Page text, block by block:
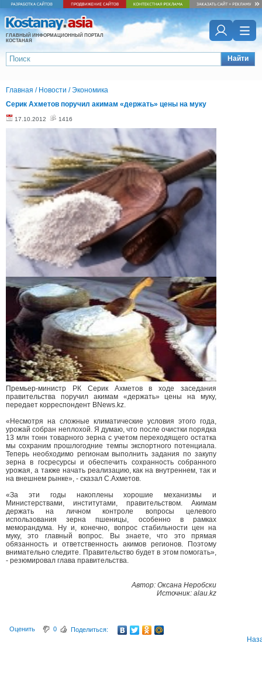
ГЛАВНЫЙ ИНФОРМАЦИОННЫЙ ПОРТАЛ
КОСТАНАЯ
Найти
Главная / Новости /Экономика
Серик Ахметов поручил акимам «держать» цены на муку
17.10.2012 1416
Премьер-министр РК Серик Ахметов в ходе заседания
правительства поручил акимам «держать» цены на муку,
передает корреспондент BNews.kz.
«Несмотря на сложные климатические условия этого года,
урожай собран неплохой. Я думаю, что после очистки порядка
13 млн тонн товарного зерна с учетом переходящего остатка
мы сохраним прошлогодние темпы экспортного потенциала.
Теперь необходимо регионам выполнить задания по закупу
зерна в госресурсы и обеспечить сохранность собранного
урожая, а также начать реализацию, как на внутреннем, так и
на внешнем рынке», - сказал С.Ахметов.
«За эти годы накоплены хорошие механизмы и
Министерствами, институтами, правительством. Акимам
держать на личном контроле вопросы целевого
использования зерна пшеницы, особенно в рамках
меморандума. Ну и, конечно, вопрос стабильности цен на
муку, это главный вопрос. Вы знаете, что это прямая
обязанность и ответственность акимов регионов. Поэтому
внимательно следите. Правительство будет в этом помогать»,
- резюмировал глава правительства.
Автор: Оксана Неробски
Источник: alau.kz
Оценить 0 Поделиться: